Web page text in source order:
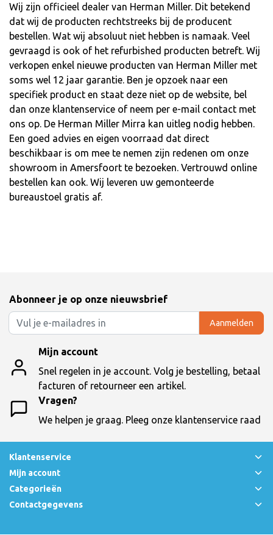
Wij zijn officieel dealer van Herman Miller. Dit betekend
dat wij de producten rechtstreeks bij de producent
bestellen. Wat wij absoluut niet hebben is namaak. Veel
gevraagd is ook of het refurbished producten betreft. Wij
verkopen enkel nieuwe producten van Herman Miller met
soms wel 12 jaar garantie. Ben je opzoek naar een
specifiek product en staat deze niet op de website, bel
dan onze klantenservice of neem per e-mail contact met
ons op. De Herman Miller Mirra kan uitleg nodig hebben.
Een goed advies en eigen voorraad dat direct
beschikbaar is om mee te nemen zijn redenen om onze
showroom in Amersfoort te bezoeken. Vertrouwd online
bestellen kan ook. Wij leveren uw gemonteerde
bureaustoel gratis af.
Abonneer je op onze nieuwsbrief
Aanmelden
Mijn account
Snel regelen in je account. Volg je bestelling, betaal
facturen of retourneer een artikel.
Vragen?
We helpen je graag. Pleeg onze klantenservice raad
Klantenservice
Mijn account
Categorieën
Contactgegevens